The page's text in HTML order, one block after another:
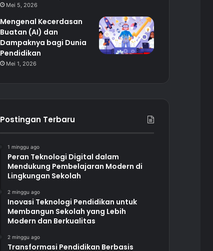
Mei 5, 2026
Mengenal Kecerdasan
Buatan (AI) dan
Dampaknya bagi Dunia
Pendidikan
Mei 1, 2026
Postingan Terbaru
1 minggu ago
Peran Teknologi Digital dalam
Mendukung Pembelajaran Modern di
Lingkungan Sekolah
2 minggu ago
Inovasi Teknologi Pendidikan untuk
Membangun Sekolah yang Lebih
Modern dan Berkualitas
2 minggu ago
Transformasi Pendidikan Berbasis